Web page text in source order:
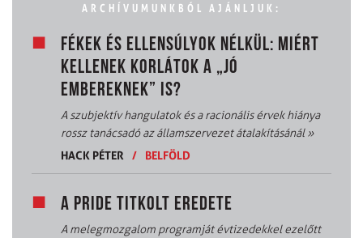
ARCHÍVUMUNKBÓL AJÁNLJUK:
FÉKEK ÉS ELLENSÚLYOK NÉLKÜL: MIÉRT
KELLENEK KORLÁTOK A „JÓ
EMBEREKNEK” IS?
A szubjektív hangulatok és a racionális érvek hiánya
rossz tanácsadó az államszervezet átalakításánál»
HACK PÉTER / BELFÖLD
A PRIDE TITKOLT EREDETE
A melegmozgalom programját évtizedekkel ezelőtt